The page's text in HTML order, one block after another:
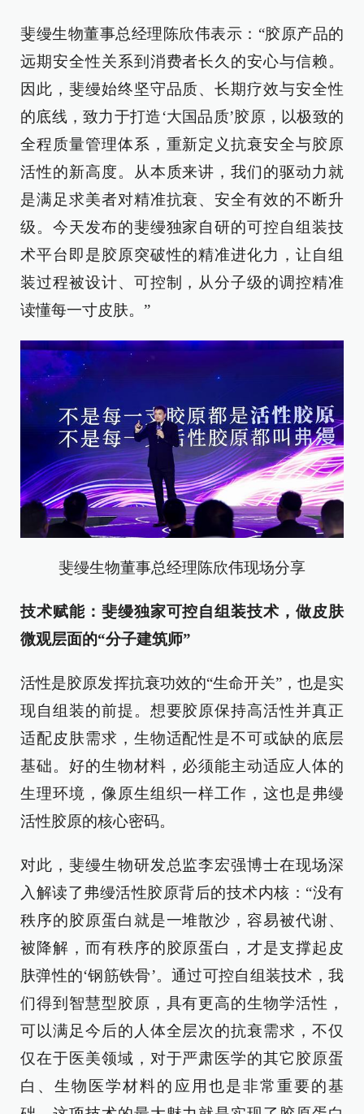
斐缦生物董事总经理陈欣伟表示：“胶原产品的
远期安全性关系到消费者长久的安心与信赖。
因此，斐缦始终坚守品质、长期疗效与安全性
的底线，致力于打造‘大国品质’胶原，以极致的
全程质量管理体系，重新定义抗衰安全与胶原
活性的新高度。从本质来讲，我们的驱动力就
是满足求美者对精准抗衰、安全有效的不断升
级。今天发布的斐缦独家自研的可控自组装技
术平台即是胶原突破性的精准进化力，让自组
装过程被设计、可控制，从分子级的调控精准
读懂每一寸皮肤。”
斐缦生物董事总经理陈欣伟现场分享
技术赋能：斐缦独家可控自组装技术，做皮肤
微观层面的“分子建筑师”
活性是胶原发挥抗衰功效的“生命开关”，也是实
现自组装的前提。想要胶原保持高活性并真正
适配皮肤需求，生物适配性是不可或缺的底层
基础。好的生物材料，必须能主动适应人体的
生理环境，像原生组织一样工作，这也是弗缦
活性胶原的核心密码。
对此，斐缦生物研发总监李宏强博士在现场深
入解读了弗缦活性胶原背后的技术内核：“没有
秩序的胶原蛋白就是一堆散沙，容易被代谢、
被降解，而有秩序的胶原蛋白，才是支撑起皮
肤弹性的‘钢筋铁骨’。通过可控自组装技术，我
们得到智慧型胶原，具有更高的生物学活性，
可以满足今后的人体全层次的抗衰需求，不仅
仅在于医美领域，对于严肃医学的其它胶原蛋
白、生物医学材料的应用也是非常重要的基